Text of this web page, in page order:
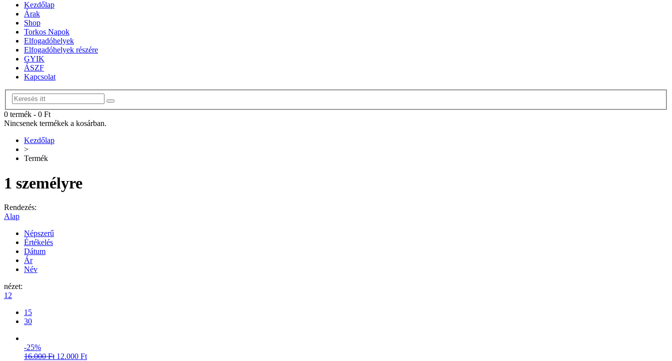
Kezdőlap
Árak
Shop
Torkos Napok
Elfogadóhelyek
Elfogadóhelyek részére
GYIK
ÁSZF
Kapcsolat
0 termék - 0 Ft
Nincsenek termékek a kosárban.
Kezdőlap
>
Termék
1 személyre
Rendezés:
Alap
Népszerű
Értékelés
Dátum
Ár
Név
nézet:
12
15
30
-25%
16.000Ft 12.000 Ft